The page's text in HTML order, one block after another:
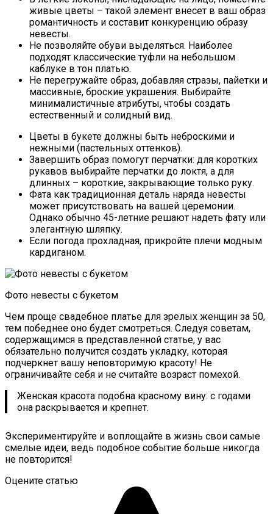
живые цветы – такой элемент внесет в ваш образ
романтичность и составит конкуренцию образу
невесты.
Не позволяйте обуви выделяться. Наиболее
подходят классические туфли на небольшом
каблуке в тон платью.
Не перегружайте образ, добавляя стразы, пайетки и
массивные, броские украшения. Выбирайте
минималистичные атрибуты, чтобы создать
естественный и солидный вид.
Цветы в букете должны быть неброскими и
нежными (пастельных оттенков).
Завершить образ помогут перчатки: для коротких
рукавов выбирайте перчатки до локтя, а для
длинных – короткие, закрывающие только руку.
Фата как традиционная деталь наряда невесты
может присутствовать на вашей церемонии.
Однако обычно 45-летние решают надеть фату или
элегантную шляпку.
Если погода прохладная, прикройте плечи модным
кардиганом.
Фото невесты с букетом
Чем проще свадебное платье для зрелых женщин за 50,
тем победнее оно будет смотреться. Следуя советам,
содержащимся в представленной статье, у вас
обязательно получится создать укладку, которая
подчеркнет вашу неповторимую красоту! Не
ограничивайте себя и не считайте возраст помехой.
Женская красота подобна красному вину: с годами
она раскрывается и крепнет.
Экспериментируйте и воплощайте в жизнь свои самые
смелые идеи, ведь подобное событие больше никогда
не повторится!
Оцените статью